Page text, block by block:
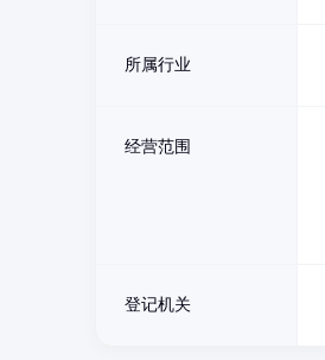
所属行业
经营范围
登记机关